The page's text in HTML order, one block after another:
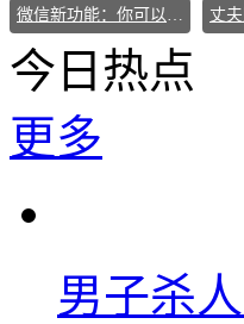
微信新功能：你可以“撤回”你的撤回
今日热点
更多
男子杀